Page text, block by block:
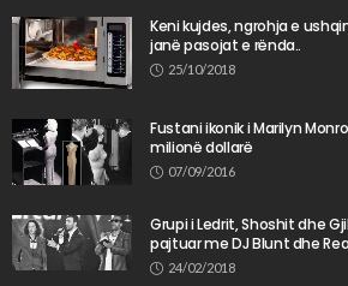
Keni kujdes, ngrohja e
janë pasojat e rënda..
25/10/2018
Fustani ikonik i Marilyn
milionë dollarë
07/09/2016
Grupi i Ledrit, Shoshit dhe
pajtuar me DJ Blunt dhe
24/02/2018